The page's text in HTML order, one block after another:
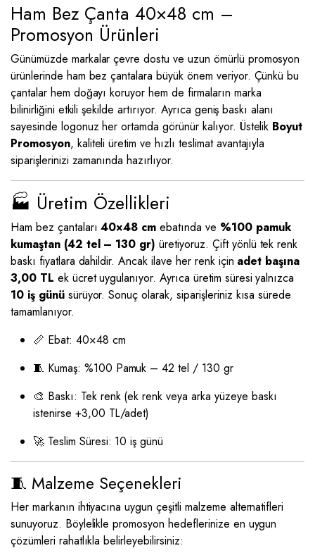
Ham Bez Çanta 40×48 cm –
Promosyon Ürünleri
Günümüzde markalar çevre dostu ve uzun ömürlü promosyon
ürünlerinde ham bez çantalara büyük önem veriyor. Çünkü bu
çantalar hem doğayı koruyor hem de firmaların marka
bilinirliğini etkili şekilde artırıyor. Ayrıca geniş baskı alanı
sayesinde logonuz her ortamda görünür kalıyor. Üstelik Boyut
Promosyon, kaliteli üretim ve hızlı teslimat avantajıyla
siparişlerinizi zamanında hazırlıyor.
🏭 Üretim Özellikleri
Ham bez çantaları40×48 cm ebatında ve %100 pamuk
kumaştan (42 tel – 130 gr) üretiyoruz. Çift yönlü tek renk
baskı fiyatlara dahildir. Ancak ilave her renk için adet başına
3,00 TL ek ücret uygulanıyor. Ayrıca üretim süresi yalnızca
10 iş günüsürüyor. Sonuç olarak, siparişleriniz kısa sürede
tamamlanıyor.
📏 Ebat: 40×48 cm
🧵 Kumaş: %100 Pamuk – 42 tel / 130 gr
🎨 Baskı: Tek renk (ek renk veya arka yüzeye baskı
istenirse +3,00 TL/adet)
🚀 Teslim Süresi: 10 iş günü
🧵 Malzeme Seçenekleri
Her markanın ihtiyacına uygun çeşitli malzeme alternatifleri
sunuyoruz. Böylelikle promosyon hedeflerinize en uygun
çözümleri rahatlıkla belirleyebilirsiniz: